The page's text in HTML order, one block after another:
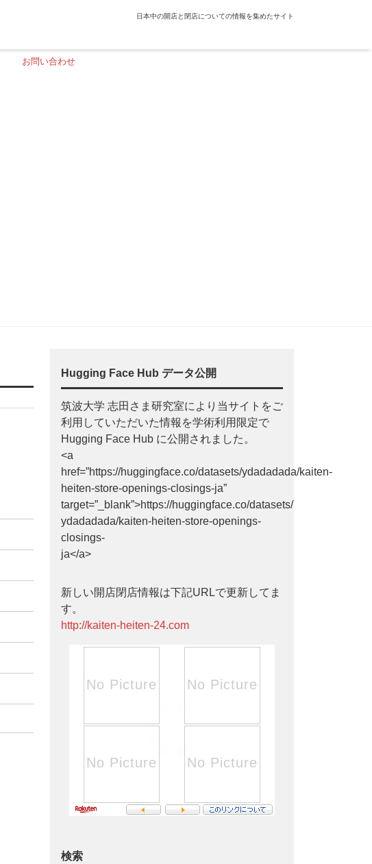
日本中の開店と閉店についての情報を集めたサイト
お問い合わせ
Hugging Face Hub データ公開
筑波大学 志田さま研究室により当サイトをご
利用していただいた情報を学術利用限定で
Hugging Face Hub に公開されました。
<a
href=”https://huggingface.co/datasets/ydadadada/kaiten-
heiten-store-openings-closings-ja”
target=”_blank”>https://huggingface.co/datasets/
ydadadada/kaiten-heiten-store-openings-
closings-
ja</a>
新しい開店閉店情報は下記URLで更新してま
す。
http://kaiten-heiten-24.com
検索